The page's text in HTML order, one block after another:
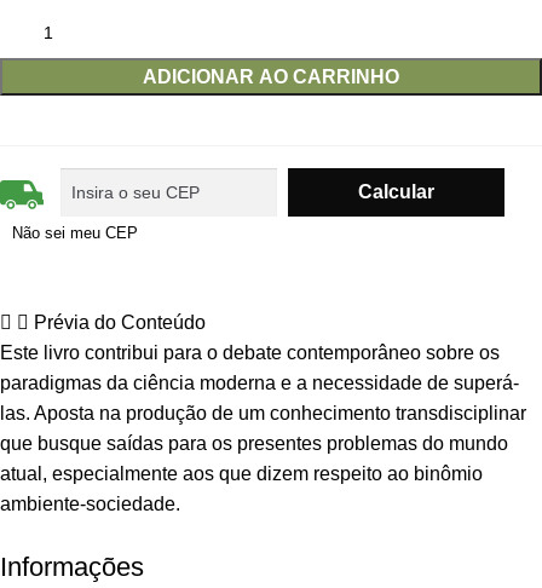
ADICIONAR AO CARRINHO
Não sei meu CEP
Prévia do Conteúdo
Este livro contribui para o debate contemporâneo sobre os
paradigmas da ciência moderna e a necessidade de superá-
las. Aposta na produção de um conhecimento transdisciplinar
que busque saídas para os presentes problemas do mundo
atual, especialmente aos que dizem respeito ao binômio
ambiente-sociedade.
Informações